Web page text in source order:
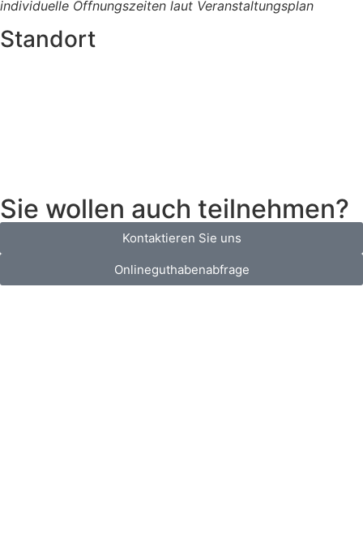
individuelle Öffnungszeiten laut Veranstaltungsplan
Standort
Sie wollen auch teilnehmen?
Kontaktieren Sie uns
Onlineguthabenabfrage